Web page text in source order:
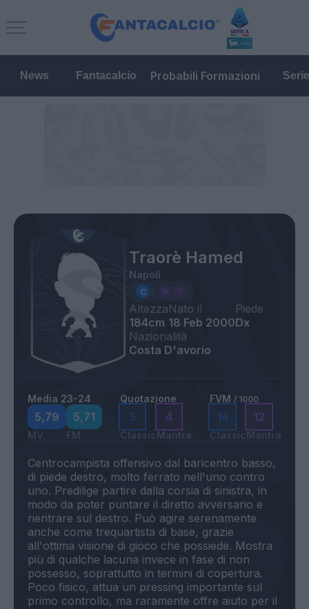
News Fantacalcio Probabili Formazioni
Traorè Hamed
Napoli
Altezza
184cm
Nato il
18 Feb 2000
Piede
Dx
Nazionalità
Costa D'avorio
Media 23-24
5,79
MV
5,71
FM
Quotazione
5
Classic
4
Mantra
FVM / 1000
14
Classic
12
Mantra
Centrocampista offensivo dal baricentro basso,
di piede destro, molto ferrato nell'uno contro
uno. Predilige partire dalla corsia di sinistra, in
modo da poter puntare il diretto avversario e
rientrare sul destro. Può agire serenamente
anche come trequartista di base, grazie
all'ottima visione di gioco che possiede. Mostra
più di qualche lacuna invece in fase di non
possesso, soprattutto in termini di copertura.
Poco fisico, attua un pressing importante sul
primo controllo, ma raramente offre aiuto per il